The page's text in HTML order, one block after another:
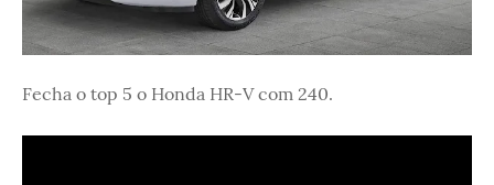
Fecha o top 5 o Honda HR-V com 240.